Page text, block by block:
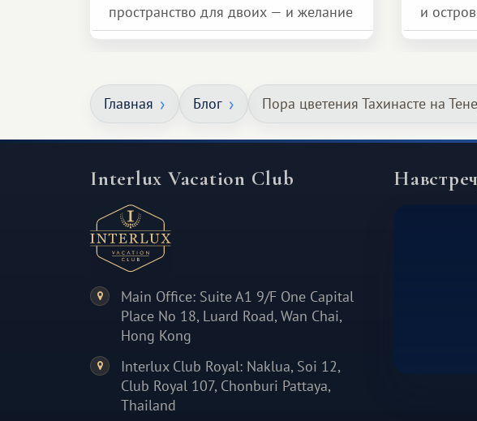
пространство для двоих — и желание
сделать для близкого человека что-то
масштабное, но тёплое
и запоминающееся :)
и
и
Главная Блог Пора цветения Тахинасте на
Interlux Vacation Club
Main Office: Suite A1 9/F One Capital
Place No 18, Luard Road, Wan Chai,
Hong Kong
Interlux Club Royal: Naklua, Soi 12,
Club Royal 107, Chonburi Pattaya,
Thailand